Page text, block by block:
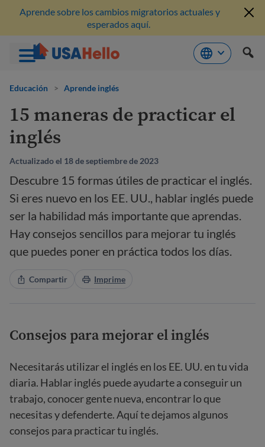
Aprende sobre los cambios migratorios actuales y
esperados aquí.
Educación > Aprende inglés
15 maneras de practicar el
inglés
Actualizado el 18 de septiembre de 2023
Descubre 15 formas útiles de practicar el inglés.
Si eres nuevo en los EE. UU., hablar inglés puede
ser la habilidad más importante que aprendas.
Hay consejos sencillos para mejorar tu inglés
que puedes poner en práctica todos los días.
Compartir Imprime
Consejos para mejorar el inglés
Necesitarás utilizar el inglés en los EE. UU. en tu vida
diaria. Hablar inglés puede ayudarte a conseguir un
trabajo, conocer gente nueva, encontrar lo que
necesitas y defenderte. Aquí te dejamos algunos
consejos para practicar tu inglés.